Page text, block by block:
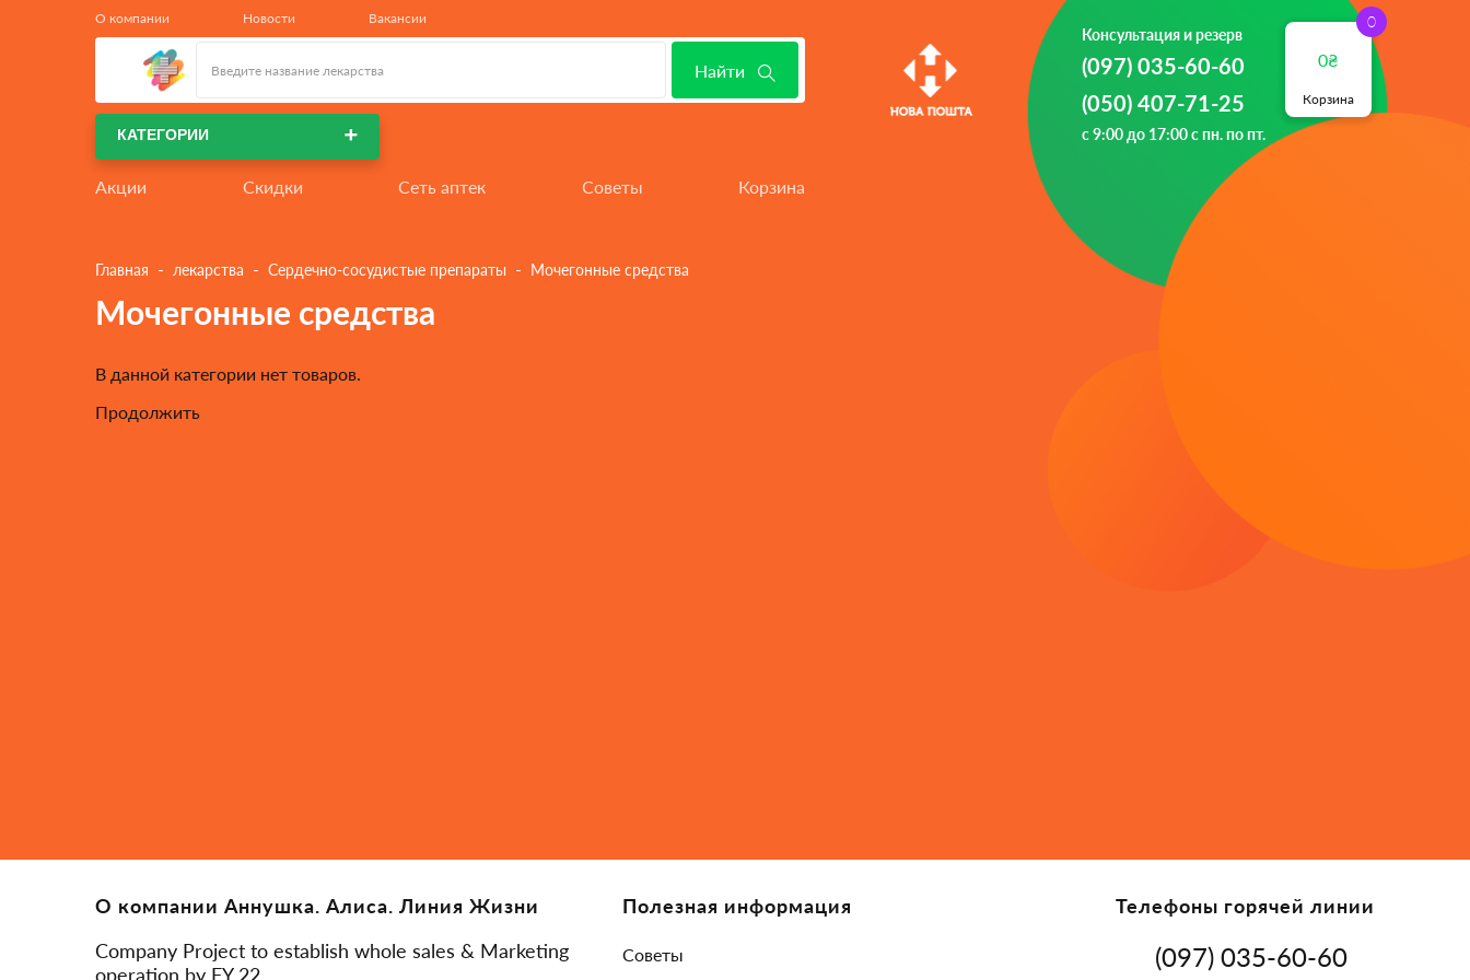
с 9:00 до 17:00 с пн. по пт.
Консультация и резерв
(097) 035-60-60
(050) 407-71-25
₴
Корзина
Найти
КАТЕГОРИИ
Главная - лекарства - Сердечно-сосудистые препараты - Мочегонные средства
Мочегонные средства
В данной категории нет товаров.
Продолжить
О компании Аннушка. Алиса. Линия Жизни
Company Project to establish whole sales & Marketing
operation by FY 22
Полезная информация
Советы
Телефоны горячей линии
(097) 035-60-60